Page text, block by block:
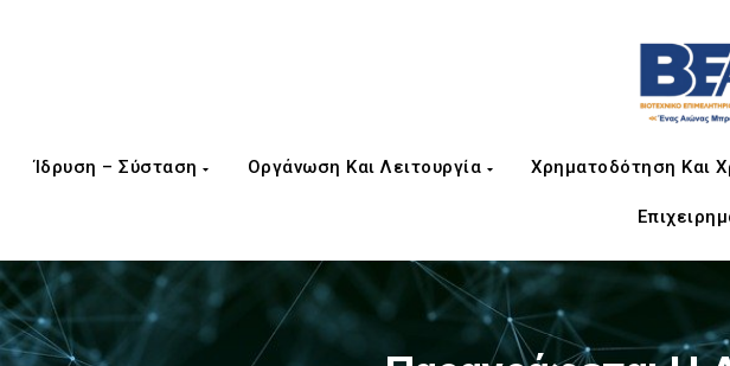
Ίδρυση – Σύσταση Οργάνωση Και Λειτουργία Χρηματοδότηση Και